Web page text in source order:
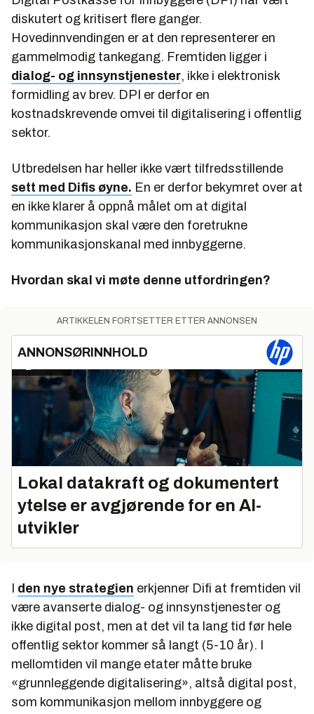
diskutert og kritisert flere ganger.
Hovedinnvendingen er at den representerer en
gammelmodig tankegang. Fremtiden ligger i
dialog- og innsynstjenester, ikke i elektronisk
formidling av brev. DPI er derfor en
kostnadskrevende omvei til digitalisering i offentlig
sektor.
Utbredelsen har heller ikke vært tilfredsstillende
sett med Difis øyne. En er derfor bekymret over at
en ikke klarer å oppnå målet om at digital
kommunikasjon skal være den foretrukne
kommunikasjonskanal med innbyggerne.
Hvordan skal vi møte denne utfordringen?
ARTIKKELEN FORTSETTER ETTER ANNONSEN
ANNONSØRINNHOLD
Lokal datakraft og dokumentert
ytelse er avgjørende for en AI-
utvikler
den nye strategien erkjenner Difi at fremtiden vil
være avanserte dialog- og innsynstjenester og
ikke digital post, men at det vil ta lang tid før hele
offentlig sektor kommer så langt (5-10 år). I
mellomtiden vil mange etater måtte bruke
«grunnleggende digitalisering», altså digital post,
som kommunikasjon mellom innbyggere og